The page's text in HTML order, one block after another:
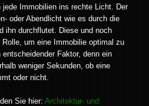
Immobilien ins rechte Licht. Der
oder Abendlicht wie es durch die
ihn durchflutet. Diese und noch
um eine Immobilie optimal zu
Faktor, denn ein
weniger Sekunden, ob eine
oder nicht.
Sie hier: Architektur- und